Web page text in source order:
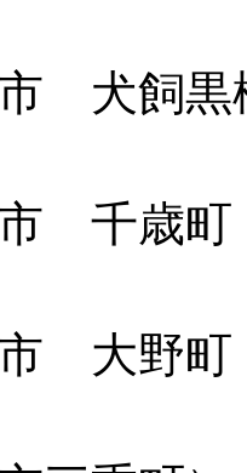
市 犬飼黒
市 千歳
市 大野